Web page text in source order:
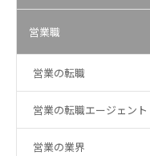
営業職
営業の転職
営業の転職エージェント
営業の業界